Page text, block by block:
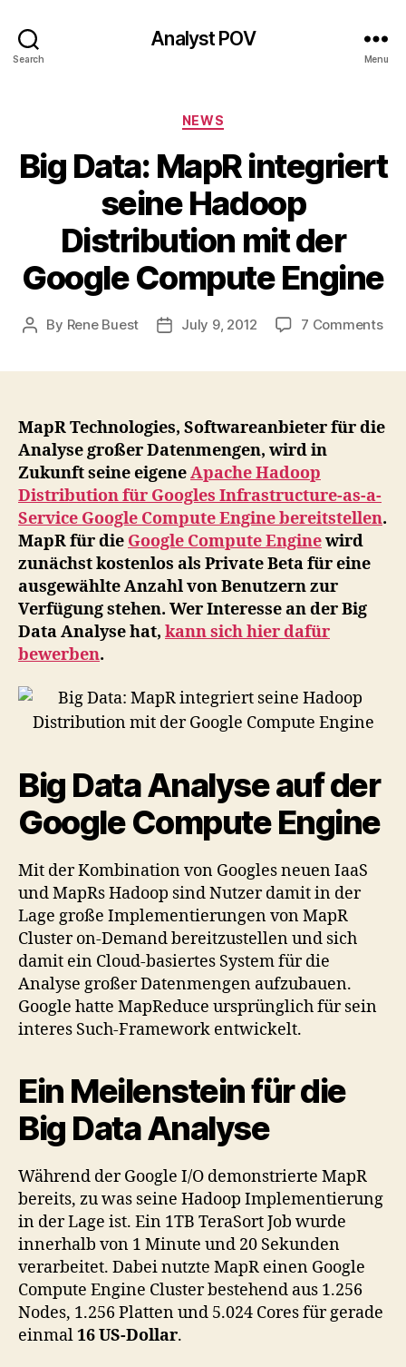
Search
Analyst POV
Menu
Categories
NEWS
Big Data: MapR integriert
seine Hadoop
Distribution mit der
Google Compute Engine
Post
By Rene Buest
PostJuly 9, 2012 7 Commentson
MapR Technologies, Softwareanbieter für die
Analyse großer Datenmengen, wird in
Zukunft seine eigeneApache Hadoop
Distribution für Googles Infrastructure-as-a-
Service Google Compute Engine bereitstellen.
MapR für die Google Compute Enginewird
zunächst kostenlos als Private Beta für eine
ausgewählte Anzahl von Benutzern zur
Verfügung stehen. Wer Interesse an der Big
Data Analyse hat, kann sich hier dafür
bewerben.
Big Data Analyse auf der
Google Compute Engine
Mit der Kombination von Googles neuen IaaS
und MapRs Hadoop sind Nutzer damit in der
Lage große Implementierungen von MapR
Cluster on-Demand bereitzustellen und sich
damit ein Cloud-basiertes System für die
Analyse großer Datenmengen aufzubauen.
Google hatte MapReduce ursprünglich für sein
interes Such-Framework entwickelt.
Ein Meilenstein für die
Big Data Analyse
Während der Google I/O demonstrierte MapR
bereits, zu was seine Hadoop Implementierung
in der Lage ist. Ein 1TB TeraSort Job wurde
innerhalb von 1 Minute und 20 Sekunden
verarbeitet. Dabei nutzte MapR einen Google
Compute Engine Cluster bestehend aus 1.256
Nodes, 1.256 Platten und 5.024 Cores für gerade
einmal16 US-Dollar.